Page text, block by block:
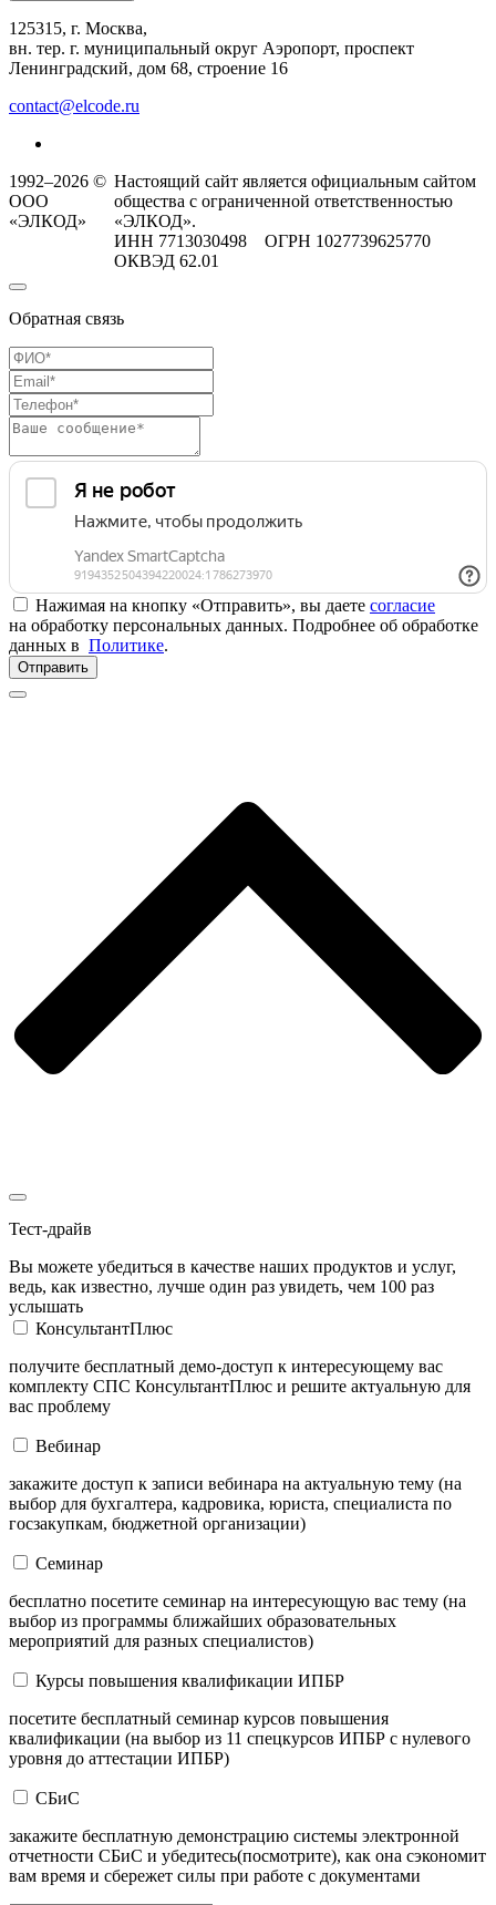
125315, г. Москва,
вн. тер. г. муниципальный округ Аэропорт, проспект
Ленинградский, дом 68, строение 16
contact@elcode.ru
1992–2026 ©
ООО
«ЭЛКОД»
Настоящий сайт является официальным сайтом
общества с ограниченной ответственностью
«ЭЛКОД».
ИНН 7713030498 ОГРН 1027739625770
ОКВЭД 62.01
Обратная связь
Нажимая на кнопку «Отправить», вы даете согласие
на обработку персональных данных. Подробнее об обработке
данных в Политике.
Отправить
Тест-драйв
Вы можете убедиться в качестве наших продуктов и услуг,
ведь, как известно, лучше один раз увидеть, чем 100 раз
услышать
КонсультантПлюс
получите бесплатный демо-доступ к интересующему вас
комплекту СПС КонсультантПлюс и решите актуальную для
вас проблему
Вебинар
закажите доступ к записи вебинара на актуальную тему (на
выбор для бухгалтера, кадровика, юриста, специалиста по
госзакупкам, бюджетной организации)
Семинар
бесплатно посетите семинар на интересующую вас тему (на
выбор из программы ближайших образовательных
мероприятий для разных специалистов)
Курсы повышения квалификации ИПБР
посетите бесплатный семинар курсов повышения
квалификации (на выбор из 11 спецкурсов ИПБР с нулевого
уровня до аттестации ИПБР)
СБиС
закажите бесплатную демонстрацию системы электронной
отчетности СБиС и убедитесь(посмотрите), как она сэкономит
вам время и сбережет силы при работе с документами